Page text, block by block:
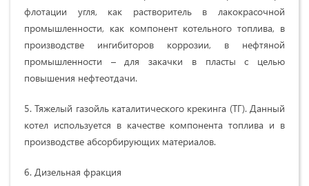
флотации угля, как растворитель в лакокрасочной
промышленности, как компонент котельного топлива, в
производстве ингибиторов коррозии, в нефтяной
промышленности – для закачки в пласты с целью
повышения нефтеотдачи.
5. Тяжелый газойль каталитического крекинга (ТГ). Данный
котел используется в качестве компонента топлива и в
производстве абсорбирующих материалов.
6. Дизельная фракция